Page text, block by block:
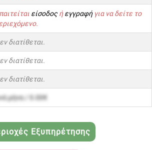
είσοδος ήεγγραφή για να δείτε το
διατίθεται.
διατίθεται.
διατίθεται.
μήνα / 0.00€
Εξυπηρέτησης